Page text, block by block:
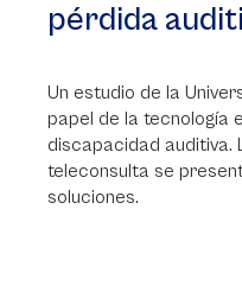
pérdida
Un estudio de la
papel de la tecnología
discapacidad auditiva.
teleconsulta se
soluciones.